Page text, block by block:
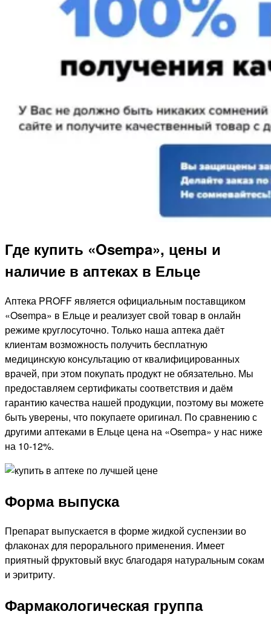
Где купить «Osempa», цены и
наличие в аптеках в Ельце
Аптека PROFF является официальным поставщиком
«Osempa» в Ельце и реализует свой товар в онлайн
режиме круглосуточно. Только наша аптека даёт
клиентам возможность получить бесплатную
медицинскую консультацию от квалифицированных
врачей, при этом покупать продукт не обязательно. Мы
предоставляем сертификаты соответствия и даём
гарантию качества нашей продукции, поэтому вы можете
быть уверены, что покупаете оригинал. По сравнению с
другими аптеками в Ельце цена на «Osempa» у нас ниже
на 10-12%.
Форма выпуска
Препарат выпускается в форме жидкой суспензии во
флаконах для перорального применения. Имеет
приятный фруктовый вкус благодаря натуральным сокам
и эритриту.
Фармакологическая группа